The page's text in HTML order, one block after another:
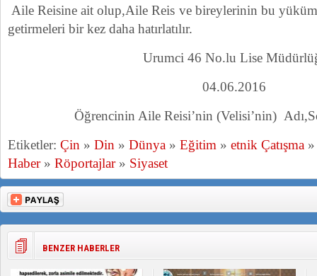
Aile Reisine ait olup,Aile Reis ve bireylerinin bu
getirmeleri bir kez daha hatırlatılır.
Urumci 46 No.lu Lise
04.06.2016
Öğrencinin Aile Reisi’nin (Velisi’nin)
Etiketler: Çin » Din » Dünya » Eğitim » etnik Çatışma
Haber» Röportajlar» Siyaset
BENZER HABERLER